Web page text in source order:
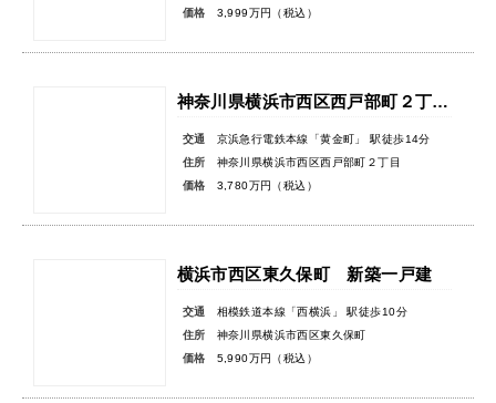
価格
3,999万円（税込）
神奈川県横浜市西区西戸部町２丁目新築戸建
交通
京浜急行電鉄本線「黄金町」 駅徒歩14分
住所
神奈川県横浜市西区西戸部町２丁目
価格
3,780万円（税込）
横浜市西区東久保町 新築一戸建
交通
相模鉄道本線「西横浜」 駅徒歩10分
住所
神奈川県横浜市西区東久保町
価格
5,990万円（税込）